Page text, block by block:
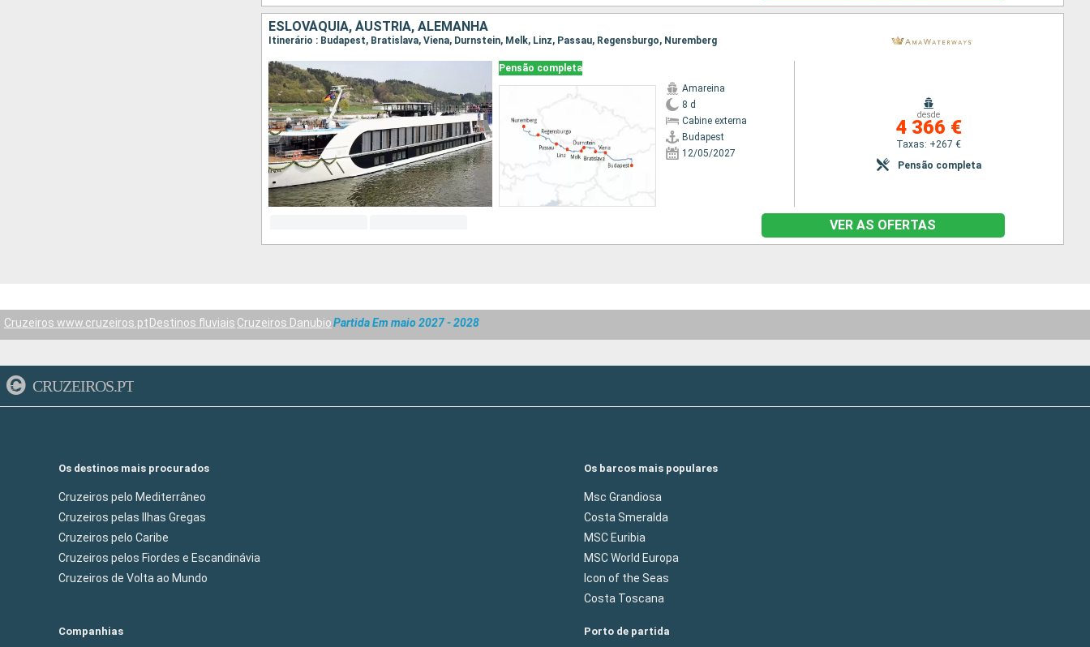
ESLOVÁQUIA, ÁUSTRIA, ALEMANHA
Itinerário : Budapest, Bratislava, Viena, Durnstein, Melk, Linz, Passau, Regensburgo, Nuremberg
Pensão completa
Amareina
8 d
Cabine externa
Budapest
12/05/2027
desde
4 366 €
Taxas: +267 €
Pensão completa
VER AS OFERTAS
Cruzeiros www.cruzeiros.pt Destinos fluviais Cruzeiros DanubioPartida Em maio 2027 - 2028
CRUZEIROS.PT
Os destinos mais procurados
Cruzeiros pelo Mediterrâneo
Cruzeiros pelas Ilhas Gregas
Cruzeiros pelo Caribe
Cruzeiros pelos Fiordes e Escandinávia
Cruzeiros de Volta ao Mundo
Os barcos mais populares
Msc Grandiosa
Costa Smeralda
MSC Euribia
MSC World Europa
Icon of the Seas
Costa Toscana
Companhias Porto de partida